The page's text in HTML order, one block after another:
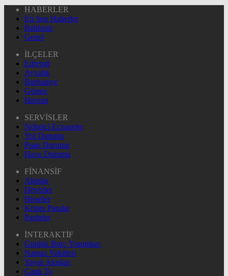
HABERLER
En Son Haberler
Balıkesir
Genel
İLÇELER
Edremit
Ayvalık
Burhaniye
Gömeç
Havran
SERVİSLER
Nöbetçi Eczaneler
Yol Durumu
Puan Durumu
Hava Durumu
FİNANSİF
Altınlar
Dövizler
Hisseler
Kripto Paralar
Pariteler
İNTERAKTİF
Günlük Burç Yorumları
Namaz Vakitleri
Yayın Akışları
Canlı Tv